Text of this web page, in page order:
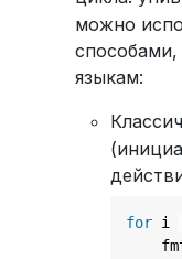
можно
языкам:
for i